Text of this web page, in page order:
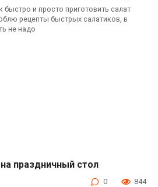
быстро и просто приготовить салат
рецепты быстрых салатиков, в
не надо
праздничный стол
0
844